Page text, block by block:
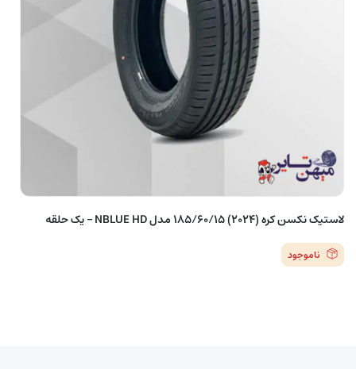
لاستیک نکسن کره (2024) 185/60/15 مدل NBLUE HD – یک حلقه
ناموجود